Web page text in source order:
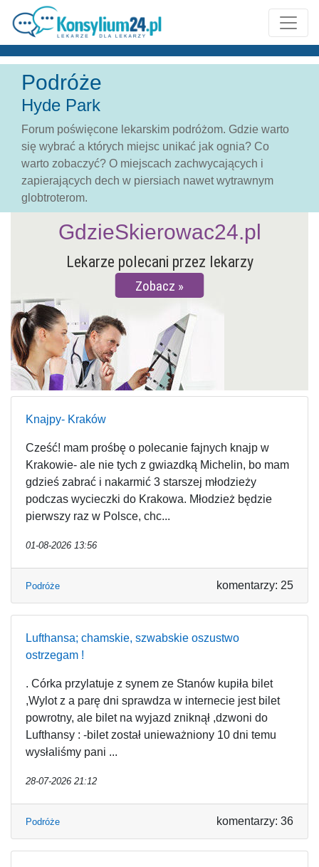
Podróże
Hyde Park
Forum poświęcone lekarskim podróżom. Gdzie warto
się wybrać a których miejsc unikać jak ognia? Co
warto zobaczyć? O miejscach zachwycających i
zapierających dech w piersiach nawet wytrawnym
globtroterom.
Lekarze polecani przez lekarzy
Zobacz
GdzieSkierowac24.pl
Knajpy- Kraków
Cześć! mam prośbę o polecanie fajnych knajp w
Krakowie- ale nie tych z gwiazdką Michelin, bo mam
gdzieś zabrać i nakarmić 3 starszej młodzieży
podczas wycieczki do Krakowa. Młodzież będzie
pierwszy raz w Polsce, chc...
01-08-2026 13:56
Podróże komentarzy: 25
Lufthansa; chamskie, szwabskie oszustwo
ostrzegam !
. Córka przylatuje z synem ze Stanów kupiła bilet
,Wylot z a parę dni sprawdza w internecie jest bilet
powrotny, ale bilet na wyjazd zniknął ,dzwoni do
Lufthansy : -bilet został unieważniony 10 dni temu
wysłaliśmy pani ...
28-07-2026 21:12
Podróże komentarzy: 36